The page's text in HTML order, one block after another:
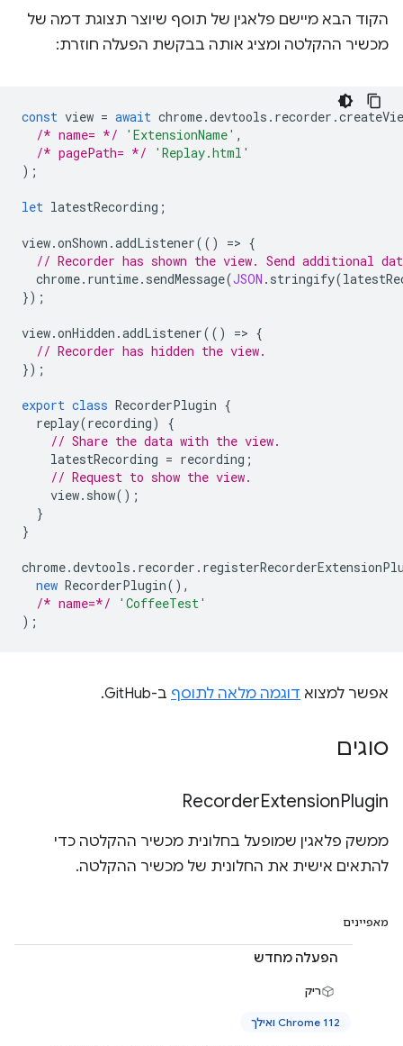
הקוד הבא מיישם פלאגין של תוסף שיוצר תצוגת דמה של
מכשיר ההקלטה ומציג אותה בבקשת הפעלה חוזרת:
const view = await chrome.devtools . recorder .
/* name= */
'ExtensionName' ,
/* pagePath= */
'Replay.html'
);
let latestRecording ;
view.onShown .addListener(() => {
// Recorder has shown the view. Send additional
chrome. runtime. sendMessage(JSON . stringify(
});
view.onHidden .addListener(() => {
// Recorder has hidden the view.
});
export class RecorderPlugin {
replay(recording)
{
// Share the data with the view.
latestRecording = recording ;
// Request to show the view.
view. show();
}
}
chrome.devtools . recorder .
new RecorderPlugin(),
/* name=*/
'CoffeeTest'
);
אפשר למצוא דוגמה מלאה לתוסף ב-GitHub.
סוגים
RecorderExtensionPlugin
ממשק פלאגין שמופעל בחלונית מכשיר ההקלטה כדי
להתאים אישית את החלונית של מכשיר ההקלטה.
מאפיינים
הפעלה מחדש
ריק
Chrome 112 ואילך